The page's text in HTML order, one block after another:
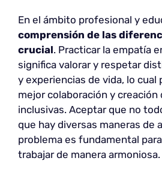
En el ámbito profesional y
comprensión de las
crucial. Practicar la empatía
significa valorar y respetar
y experiencias de vida, lo cual
mejor colaboración y creación
inclusivas. Aceptar que no
que hay diversas maneras de
problema es fundamental
trabajar de manera armoniosa.